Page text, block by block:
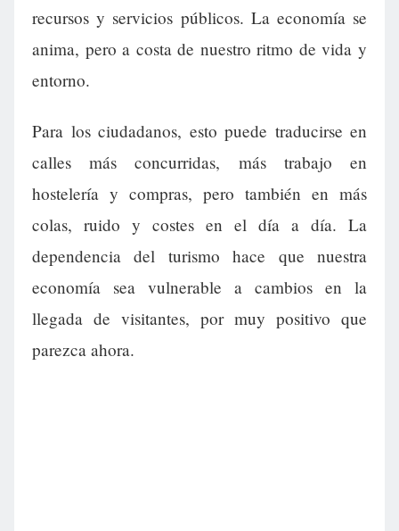
recursos y servicios públicos. La economía se
anima, pero a costa de nuestro ritmo de vida y
entorno.
Para los ciudadanos, esto puede traducirse en
calles más concurridas, más trabajo en
hostelería y compras, pero también en más
colas, ruido y costes en el día a día. La
dependencia del turismo hace que nuestra
economía sea vulnerable a cambios en la
llegada de visitantes, por muy positivo que
parezca ahora.